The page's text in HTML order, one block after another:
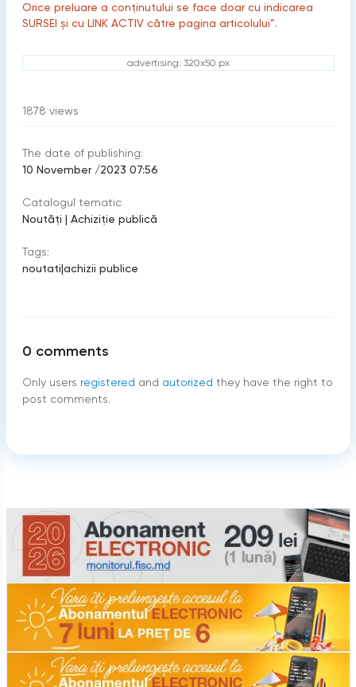
Orice preluare a conținutului se face doar cu indicarea
SURSEI și cu LINK ACTIV către pagina articolului”.
advertising: 320x50 px
1878 views
The date of publishing:
10 November /2023 07:56
Catalogul tematic
Noutăți | Achiziţie publică
Tags:
noutati|achizii publice
0 comments
Only users registered and autorized they have the right to
post comments.